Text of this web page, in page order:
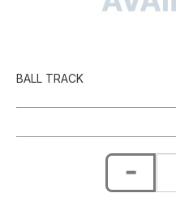
BALL TRACK